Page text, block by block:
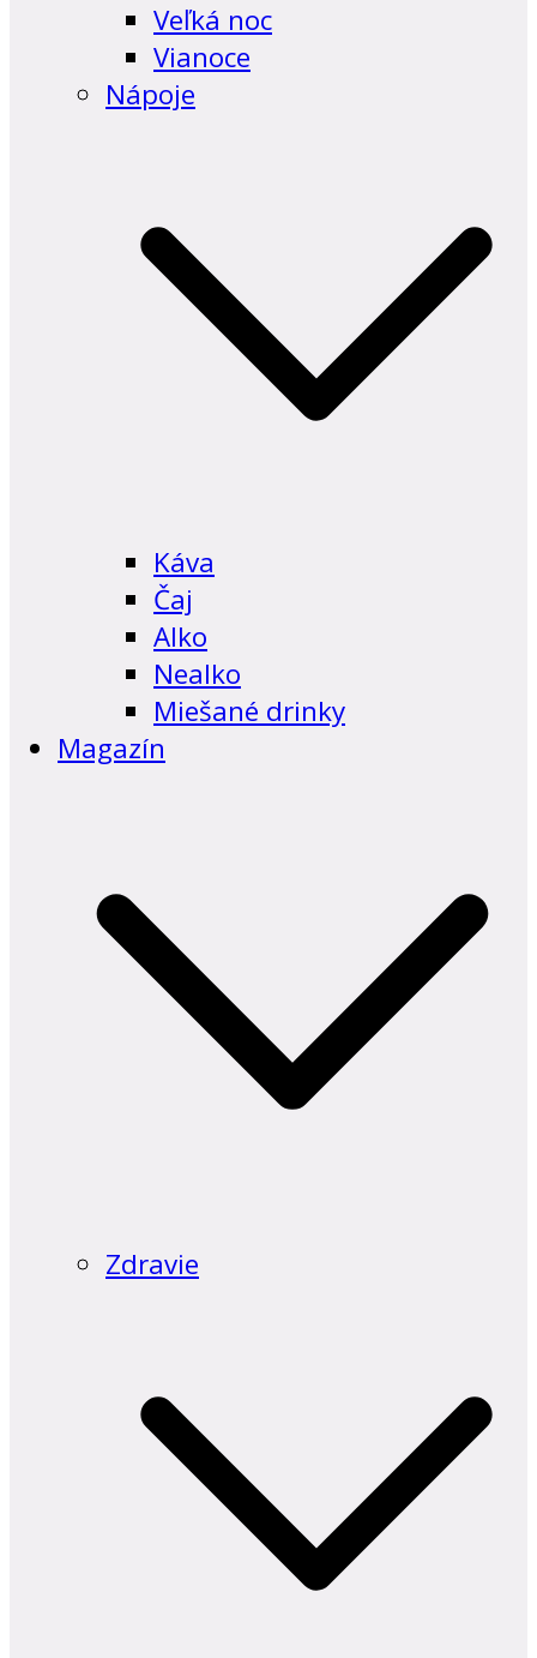
Veľká noc
Vianoce
Nápoje
Káva
Čaj
Alko
Nealko
Miešané drinky
Magazín
Zdravie